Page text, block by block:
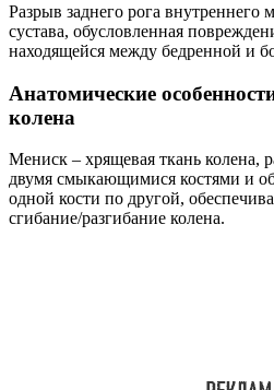
Разрыв заднего рога внутреннего
сустава, обусловленная
находящейся между бедренной и
Анатомические
колена
Мениск – хрящевая ткань колена,
двумя смыкающимися костями и
одной кости по другой,
сгибание/разгибание колена.